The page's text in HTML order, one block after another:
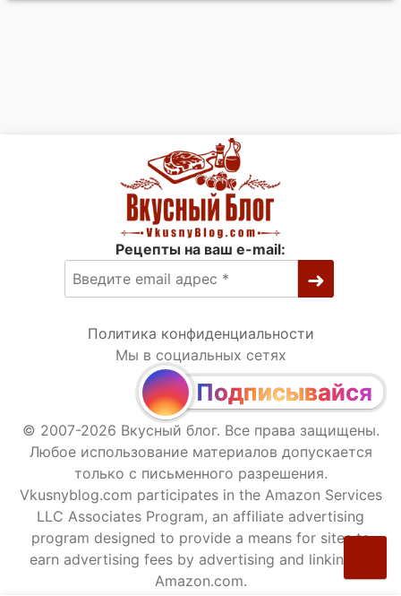
Рецепты на ваш e-mail:
Политика конфиденциальности
Мы в социальных сетях
Подписывайся
© 2007-2026 Вкусный блог. Все права защищены.
Любое использование материалов допускается
только с письменного разрешения.
Vkusnyblog.com participates in the Amazon Services
LLC Associates Program, an affiliate advertising
program designed to provide a means for sites to
earn advertising fees by advertising and linking to
Amazon.com.